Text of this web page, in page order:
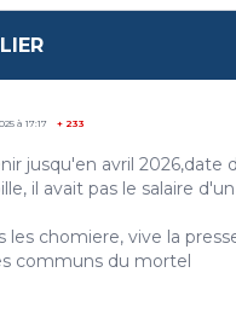
à 17:17 + 233
jusqu'en avril 2026,date
il avait pas le salaire d'un
les chomiere, vive la
communs du mortel